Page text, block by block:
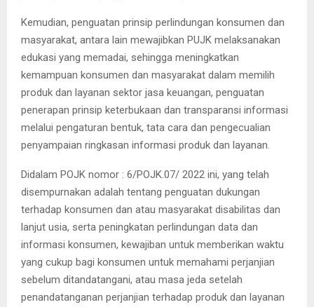
Kemudian, penguatan prinsip perlindungan konsumen dan
masyarakat, antara lain mewajibkan PUJK melaksanakan
edukasi yang memadai, sehingga meningkatkan
kemampuan konsumen dan masyarakat dalam memilih
produk dan layanan sektor jasa keuangan, penguatan
penerapan prinsip keterbukaan dan transparansi informasi
melalui pengaturan bentuk, tata cara dan pengecualian
penyampaian ringkasan informasi produk dan layanan.
Didalam POJK nomor : 6/POJK.07/ 2022 ini, yang telah
disempurnakan adalah tentang penguatan dukungan
terhadap konsumen dan atau masyarakat disabilitas dan
lanjut usia, serta peningkatan perlindungan data dan
informasi konsumen, kewajiban untuk memberikan waktu
yang cukup bagi konsumen untuk memahami perjanjian
sebelum ditandatangani, atau masa jeda setelah
penandatanganan perjanjian terhadap produk dan layanan